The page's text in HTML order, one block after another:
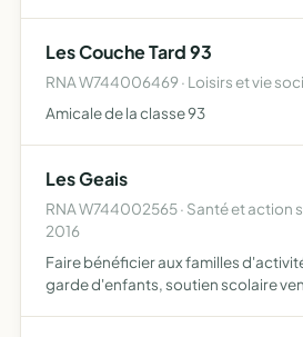
Les Couche Tard 93
RNA W744006469 · Loisirs et vie
Amicale de la classe 93
Les Geais
RNA W744002565 · Santé et action
2016
Faire bénéficier aux familles
garde d'enfants, soutien scolaire